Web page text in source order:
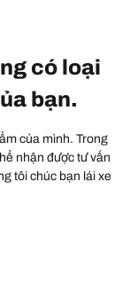
có loại
bạn.
của mình. Trong
nhận được tư vấn
tôi chúc bạn lái xe